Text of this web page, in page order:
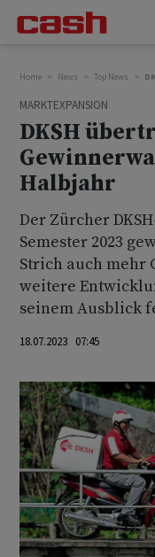
Home News Top News
MARKTEXPANSION
DKSH
Halbjahr
Der Zürcher
Semester 2023
Strich auch mehr
weitere
seinem Ausblick
18.07.2023 07:45